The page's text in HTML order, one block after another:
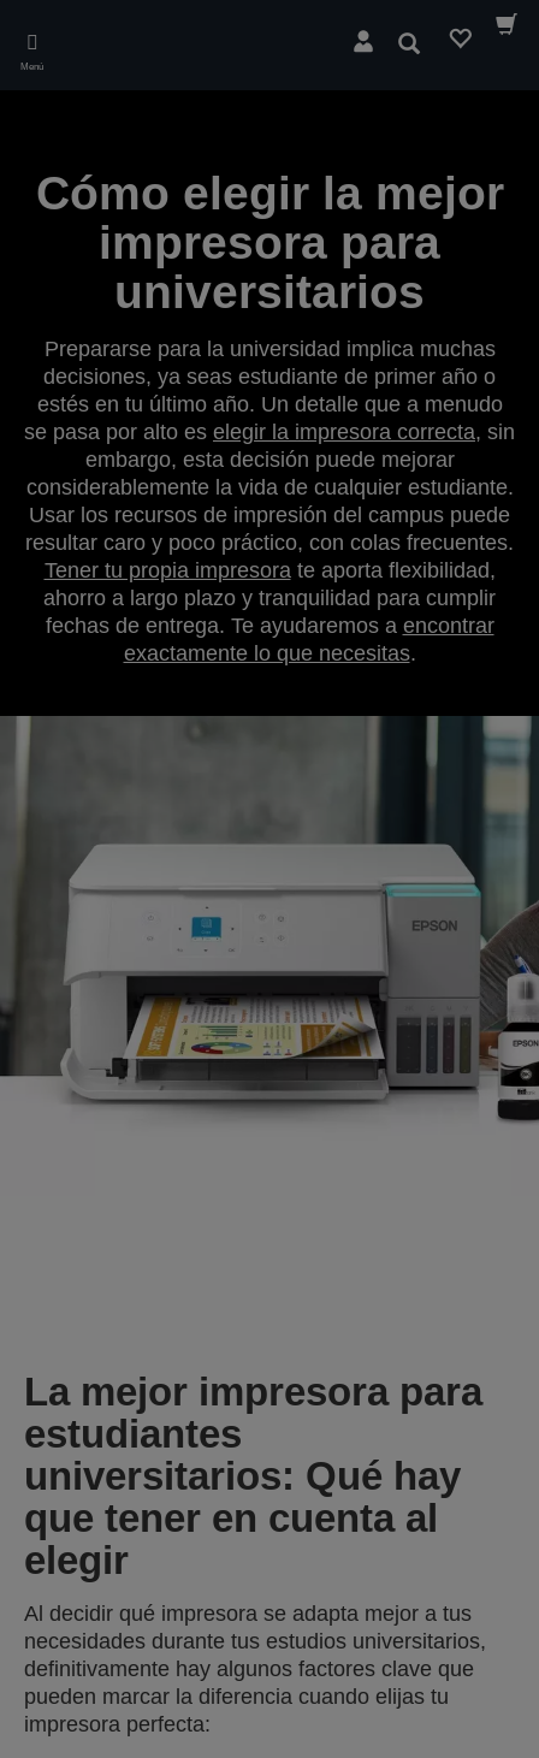
main
Menú
Buscar
Cómo elegir la mejor
impresora para
universitarios
Prepararse para la universidad implica muchas
decisiones, ya seas estudiante de primer año o
estés en tu último año. Un detalle que a menudo
se pasa por alto es elegir la impresora correcta, sin
embargo, esta decisión puede mejorar
considerablemente la vida de cualquier estudiante.
Usar los recursos de impresión del campus puede
resultar caro y poco práctico, con colas frecuentes.
Tener tu propia impresorate aporta flexibilidad,
ahorro a largo plazo y tranquilidad para cumplir
fechas de entrega. Te ayudaremos a encontrar
exactamente lo que necesitas.
La mejor impresora para
estudiantes
universitarios: Qué hay
que tener en cuenta al
elegir
Al decidir qué impresora se adapta mejor a tus
necesidades durante tus estudios universitarios,
definitivamente hay algunos factores clave que
pueden marcar la diferencia cuando elijas tu
impresora perfecta: